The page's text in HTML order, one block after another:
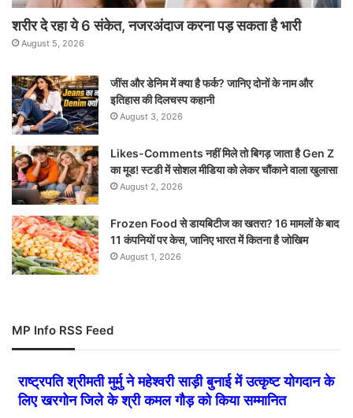
शरीर दे रहा ये 6 संकेत, नजरअंदाज करना पड़ सकता है भारी
August 5, 2026
जींस और डेनिम में क्या है फर्क? जानिए दोनों के नाम और
इतिहास की दिलचस्प कहानी
August 3, 2026
Likes-Comments नहीं मिले तो बिगड़ जाता है Gen Z
का मूड! स्टडी में सोशल मीडिया को लेकर चौंकाने वाला खुलासा
August 2, 2026
Frozen Food से डायबिटीज का खतरा? 16 मामलों के बाद
11 कंपनियों पर केस, जानिए भारत में कितना है जोखिम
August 1, 2026
MP Info RSS Feed